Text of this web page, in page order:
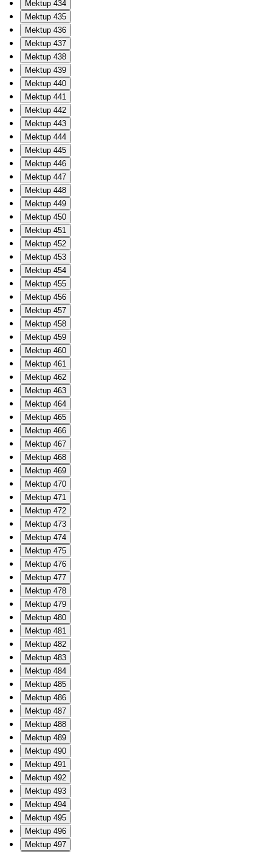
Mektup 434
Mektup 435
Mektup 436
Mektup 437
Mektup 438
Mektup 439
Mektup 440
Mektup 441
Mektup 442
Mektup 443
Mektup 444
Mektup 445
Mektup 446
Mektup 447
Mektup 448
Mektup 449
Mektup 450
Mektup 451
Mektup 452
Mektup 453
Mektup 454
Mektup 455
Mektup 456
Mektup 457
Mektup 458
Mektup 459
Mektup 460
Mektup 461
Mektup 462
Mektup 463
Mektup 464
Mektup 465
Mektup 466
Mektup 467
Mektup 468
Mektup 469
Mektup 470
Mektup 471
Mektup 472
Mektup 473
Mektup 474
Mektup 475
Mektup 476
Mektup 477
Mektup 478
Mektup 479
Mektup 480
Mektup 481
Mektup 482
Mektup 483
Mektup 484
Mektup 485
Mektup 486
Mektup 487
Mektup 488
Mektup 489
Mektup 490
Mektup 491
Mektup 492
Mektup 493
Mektup 494
Mektup 495
Mektup 496
Mektup 497